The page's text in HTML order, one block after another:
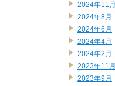
2024年11月
2024年8月
2024年6月
2024年4月
2024年2月
2023年11月
2023年9月